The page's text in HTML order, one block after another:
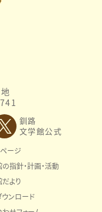
釧路
文学館公式
ージ
指針・計画・活動
より
ンロード